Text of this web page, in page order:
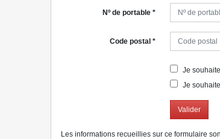
Nº de portable *
Code postal *
Je
Je
Valider
Les informations recueillies sur ce formulaire